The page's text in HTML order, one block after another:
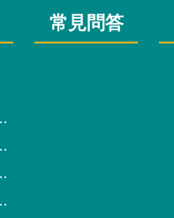
常見問答